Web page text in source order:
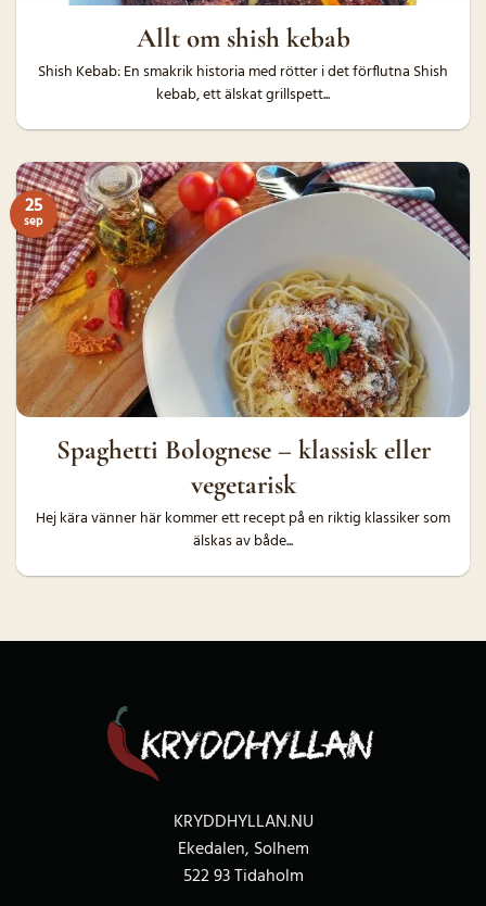
Allt om shish kebab
Shish Kebab: En smakrik historia med rötter i det förflutna Shish
kebab, ett älskat grillspett...
Spaghetti Bolognese – klassisk eller
vegetarisk
Hej kära vänner här kommer ett recept på en riktig klassiker som
älskas av både...
25
sep
KRYDDHYLLAN.NU
Ekedalen, Solhem
522 93 Tidaholm